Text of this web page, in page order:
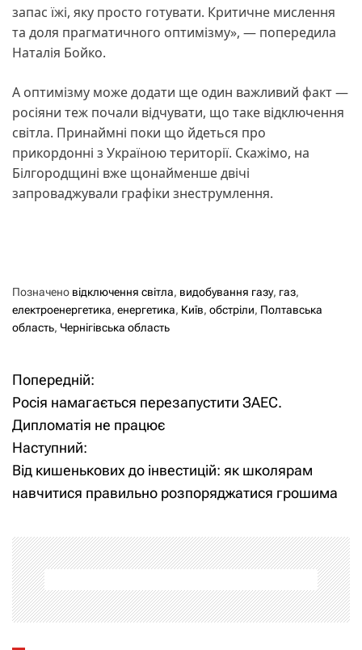
запас їжі, яку просто готувати. Критичне мислення
та доля прагматичного оптимізму», — попередила
Наталія Бойко.
А оптимізму може додати ще один важливий факт —
росіяни теж почали відчувати, що таке відключення
світла. Принаймні поки що йдеться про
прикордонні з Україною території. Скажімо, на
Білгородщині вже щонайменше двічі
запроваджували графіки знеструмлення.
Позначено відключення світла, видобування газу, газ,
електроенергетика, енергетика, Київ, обстріли, Полтавська
область, Чернігівська область
Н
а
в
і
а
ц
і
Попередній:
Росія намагається перезапустити ЗАЕС.
Дипломатія не працює
Наступний:
Від кишенькових до інвестицій: як школярам
навчитися правильно розпоряджатися грошима